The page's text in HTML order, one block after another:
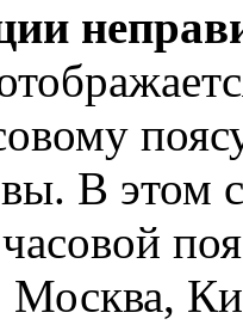
В этом
Москва,